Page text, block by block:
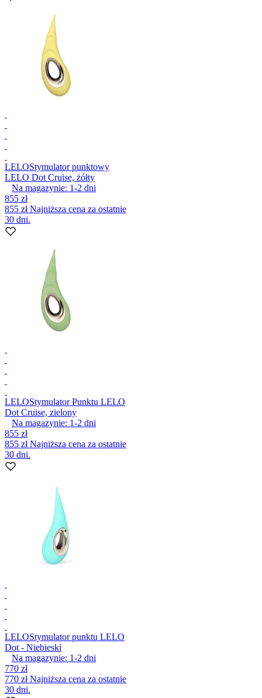
LELOStymulator punktowy
LELO Dot Cruise, żółty
Na magazynie: 1-2 dni
855 zł
855 złNajniższa cena za ostatnie
30 dni.
LELOStymulator Punktu LELO
Dot Cruise, zielony
Na magazynie: 1-2 dni
855 zł
855 złNajniższa cena za ostatnie
30 dni.
LELOStymulator punktu LELO
Dot - Niebieski
Na magazynie: 1-2 dni
770 zł
770 złNajniższa cena za ostatnie
30 dni.